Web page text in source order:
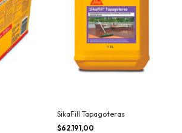
SikaFill Tapagoteras
$62.191,00